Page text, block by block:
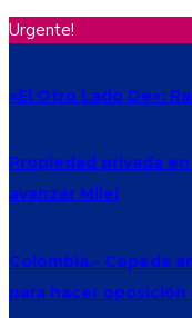
Urgente!
«El Otro Lado De»:
Propiedad privada
avanzar Milei
Colombia.- Cepeda
para hacer oposición